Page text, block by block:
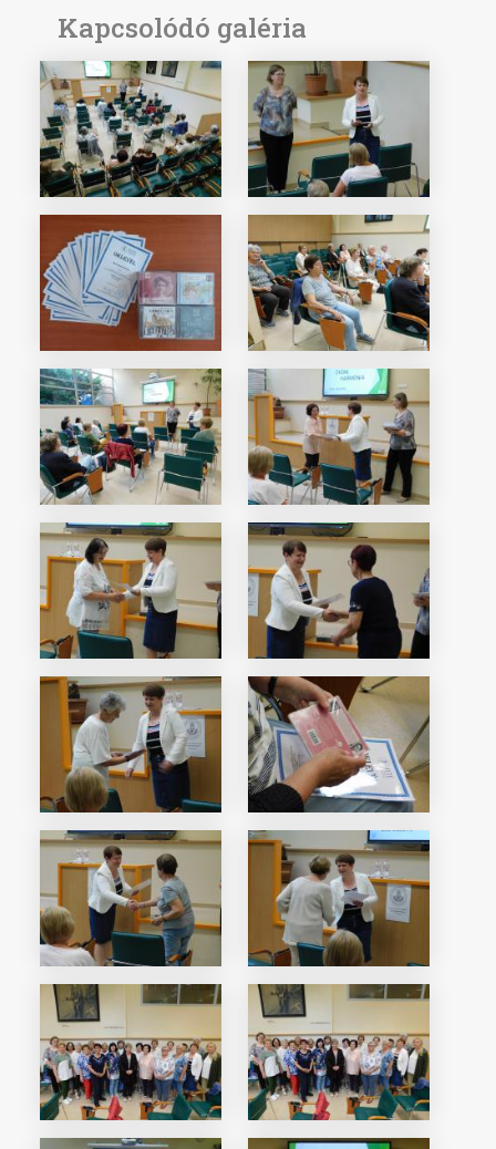
Kapcsolódó galéria